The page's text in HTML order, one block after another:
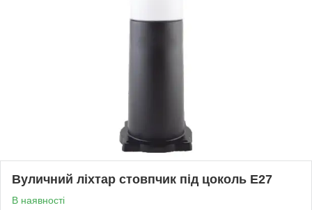
Вуличний ліхтар стовпчик під цоколь Е27
В наявності